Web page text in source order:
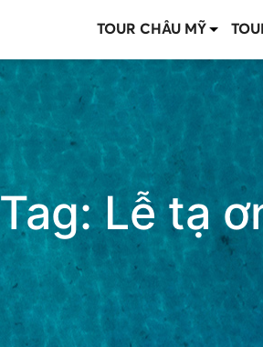
TOUR CHÂU MỸ
Tag:Lễ tạ